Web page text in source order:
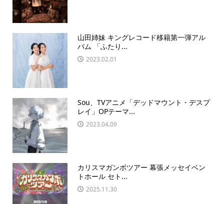
山田姉妹 キングレコード移籍第一弾アル
バム 「ふたり...
2023.02.01
Sou、TVアニメ「デッドマウント・デスプ
レイ」OPテーマ...
2023.04.09
カリスマガンボツアー 幕張メッセイベン
トホール セト...
2025.11.30